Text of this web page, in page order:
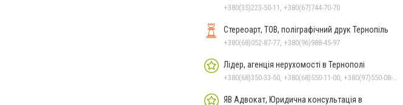
+380(35)223-50-11, +380(67)744-70-70
Стереоарт, ТОВ, поліграфічний друк Тернопіль
+380(68)052-87-77, +380(96)988-45-97
Лідер, агенція нерухомості в Тернополі
+380(68)350-33-50, +380(68)550-11-00, +380(97)550-08-42, +380(66)048-42-70
ЯВ Адвокат, Юридична консультація в